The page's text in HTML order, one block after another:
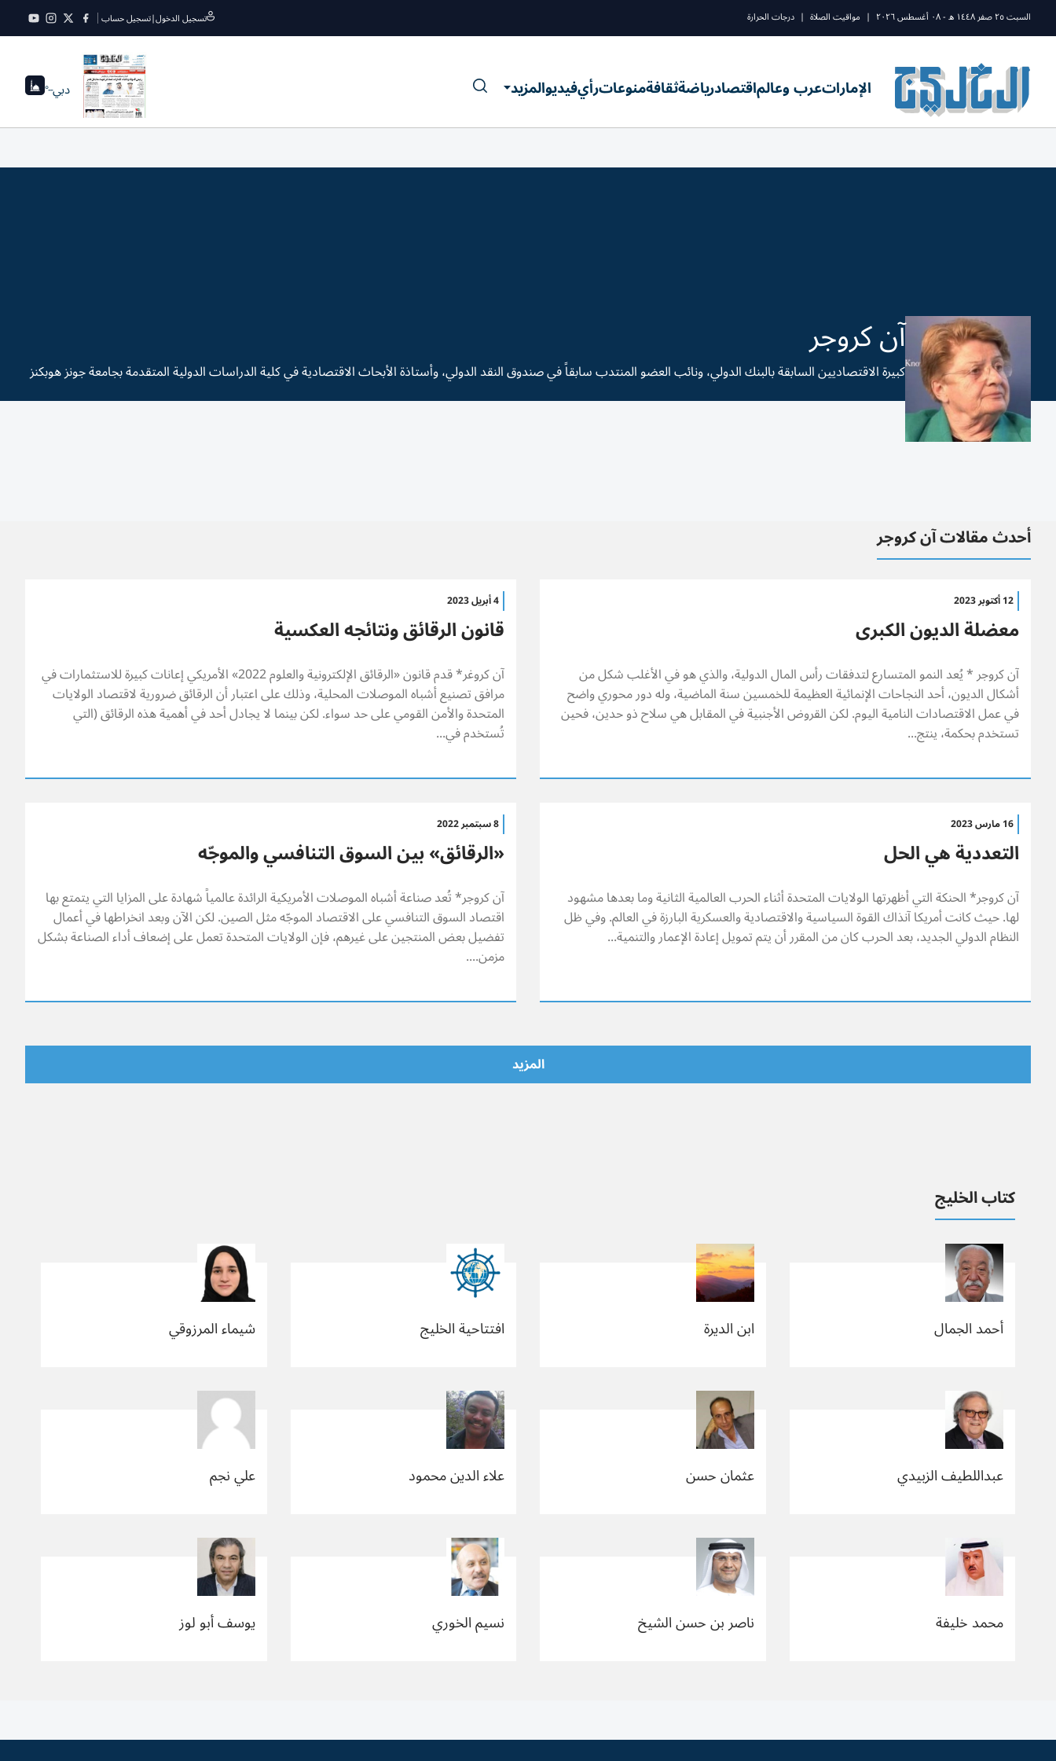
السبت ٢٥ صفر ١٤٤٨ ه - ٠٨ أغسطس ٢٠٢٦ | مواقيت الصلاة | درجات الحرارة تسجيل الدخول|تسجيل حساب
الإماراتعرب وعالماقتصادرياضةثقافةمنوعاترأيفيديوالمزيد دبي--°
آن كروجر
كبيرة الاقتصاديين السابقة بالبنك الدولي، ونائب العضو المنتدب سابقاً في صندوق النقد الدولي، وأستاذة الأبحاث الاقتصادية في كلية الدراسات الدولية المتقدمة بجامعة جونز هوبكنز
أحدث مقالات آن كروجر
12 أكتوبر 2023
معضلة الديون الكبرى
آن كروجر * يُعد النمو المتسارع لتدفقات رأس المال الدولية، والذي هو في الأغلب شكل من
أشكال الديون، أحد النجاحات الإنمائية العظيمة للخمسين سنة الماضية، وله دور محوري واضح
في عمل الاقتصادات النامية اليوم. لكن القروض الأجنبية في المقابل هي سلاح ذو حدين، فحين
تستخدم بحكمة، ينتج...
4 أبريل 2023
قانون الرقائق ونتائجه العكسية
آن كروغر* قدم قانون «الرقائق الإلكترونية والعلوم 2022» الأمريكي إعانات كبيرة للاستثمارات في
مرافق تصنيع أشباه الموصلات المحلية، وذلك على اعتبار أن الرقائق ضرورية لاقتصاد الولايات
المتحدة والأمن القومي على حد سواء. لكن بينما لا يجادل أحد في أهمية هذه الرقائق (التي
تُستخدم في...
16 مارس 2023
التعددية هي الحل
آن كروجر* الحنكة التي أظهرتها الولايات المتحدة أثناء الحرب العالمية الثانية وما بعدها مشهود
لها. حيث كانت أمريكا آنذاك القوة السياسية والاقتصادية والعسكرية البارزة في العالم. وفي ظل
النظام الدولي الجديد، بعد الحرب كان من المقرر أن يتم تمويل إعادة الإعمار والتنمية...
8 سبتمبر 2022
«الرقائق» بين السوق التنافسي والموجّه
آن كروجر* تُعد صناعة أشباه الموصلات الأمريكية الرائدة عالمياً شهادة على المزايا التي يتمتع بها
اقتصاد السوق التنافسي على الاقتصاد الموجّه مثل الصين. لكن الآن وبعد انخراطها في أعمال
تفضيل بعض المنتجين على غيرهم، فإن الولايات المتحدة تعمل على إضعاف أداء الصناعة بشكل
مزمن....
المزيد
كتاب الخليج
أحمد الجمال ابن الديرة افتتاحية الخليج شيماء المرزوقي
عبداللطيف الزبيدي عثمان حسن علاء الدين محمود علي نجم
محمد خليفة ناصر بن حسن الشيخ نسيم الخوري يوسف أبو لوز